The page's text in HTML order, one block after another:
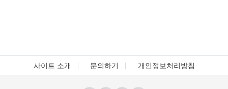
사이트 소개 문의하기 개인정보처리방침